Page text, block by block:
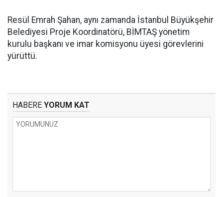
Resül Emrah Şahan, aynı zamanda İstanbul Büyükşehir
Belediyesi Proje Koordinatörü, BİMTAŞ yönetim
kurulu başkanı ve imar komisyonu üyesi görevlerini
yürüttü.
HABERE YORUM KAT